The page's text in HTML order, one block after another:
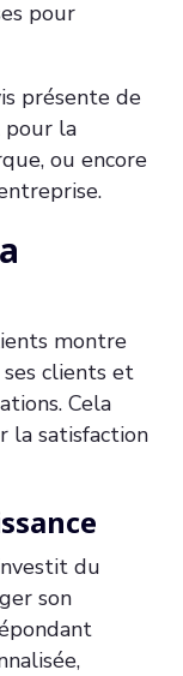
pour
présente de
pour la
ou encore
montre
ses clients et
Cela
la satisfaction
du
son